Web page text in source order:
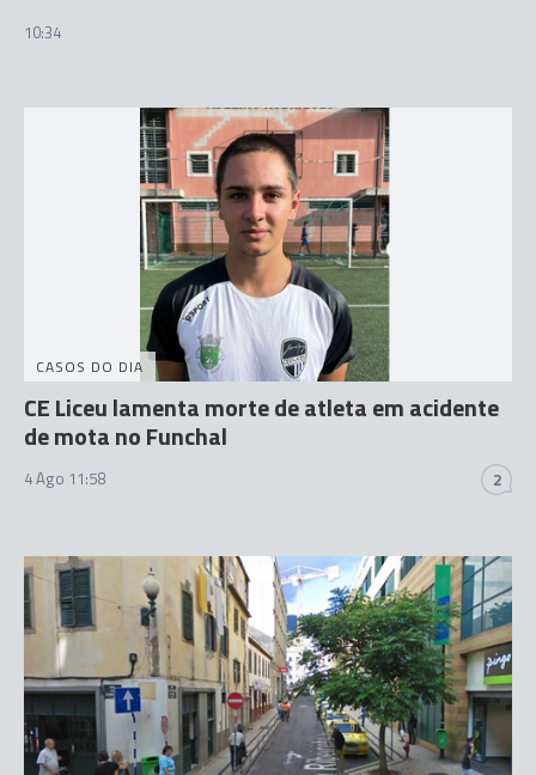
10:34
CASOS DO DIA
CE Liceu lamenta morte de atleta em acidente
de mota no Funchal
4 Ago 11:58 2